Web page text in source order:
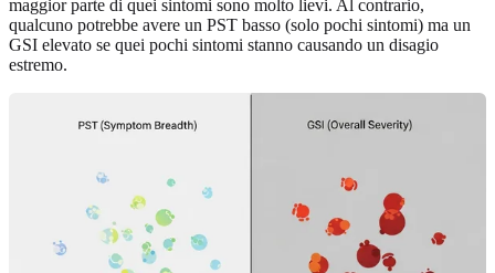
maggior parte di quei sintomi sono molto lievi. Al contrario,
qualcuno potrebbe avere un PST basso (solo pochi sintomi) ma un
GSI elevato se quei pochi sintomi stanno causando un disagio
estremo.